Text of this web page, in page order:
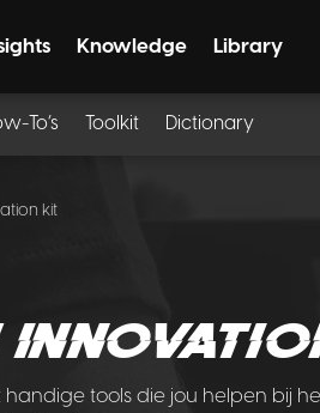
Knowledge Library
To’s Toolkit Dictionary
kit
tools die jou helpen bij